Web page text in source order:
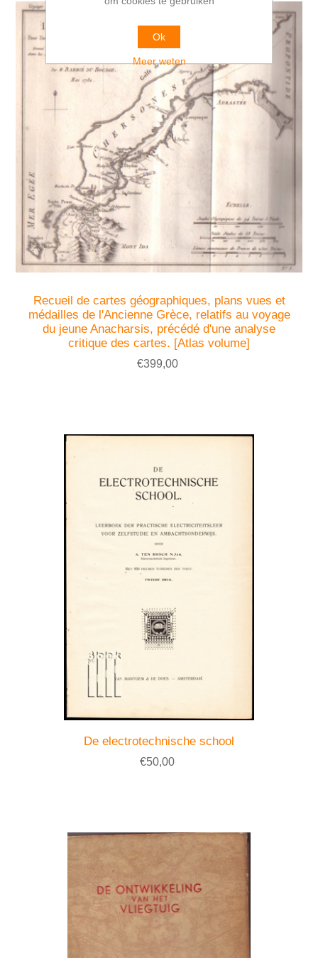
Recueil de cartes géographiques, plans vues et
médailles de l'Ancienne Grèce, relatifs au voyage
du jeune Anacharsis, précédé d'une analyse
critique des cartes. [Atlas volume]
€399,00
De electrotechnische school
€50,00
Ok
Meer weten